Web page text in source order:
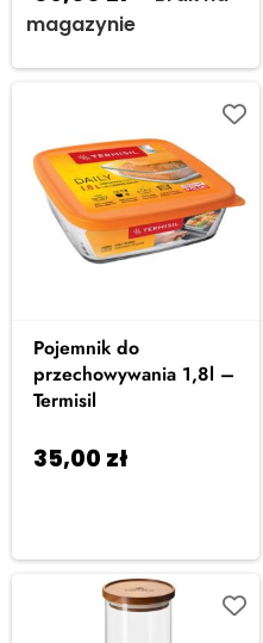
magazynie
Pojemnik do
przechowywania 1,8l –
Termisil
35,00 zł